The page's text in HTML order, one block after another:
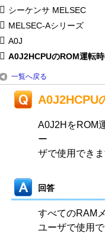
シーケンサ MELSEC
MELSEC-Aシリーズ
A0J
A0J2HCPUのROM運転
一覧へ戻る
A0J2HCPU
A0J2HをROM
ー
ザで使用でき
回答
すべてのRAM
ユーザで使用